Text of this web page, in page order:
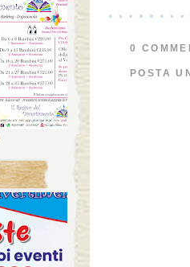
0
POSTA